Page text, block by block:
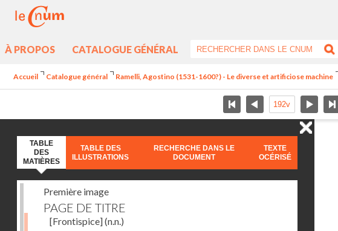
À PROPOS CATALOGUE GÉNÉRAL
Accueil Catalogue général Ramelli, Agostino (1531-1600?) - Le diverse et artificiose machine
TABLE
DES
MATIÈRES
TABLE DES
ILLUSTRATIONS
RECHERCHE DANS LE
DOCUMENT
TEXTE
OCÉRISÉ
Première image
PAGE DE TITRE
[Frontispice](n.n.)